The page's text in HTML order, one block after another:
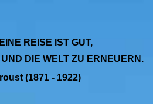
REISE IST GUT,
DIE WELT ZU ERNEUERN.
(1871 - 1922)